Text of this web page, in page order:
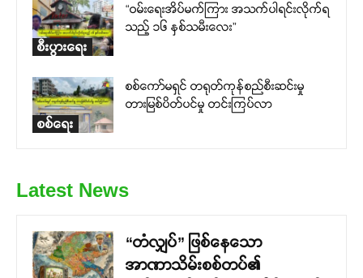
စီးပွားရေး
“ဝမ်းရေးအိပ်မက်ကြား အသက်ပါရင်းလိုက်ရ
သည့် ၁၆ နှစ်သမီးလေး”
စစ်ရေး
စစ်ကော်မရှင် တရုတ်ကုန်စည်စီးဆင်းမှု
တားမြစ်ပိတ်ပင်မှု တင်းကြပ်လာ
Latest News
“တံလျှပ်” ဖြစ်နေသော
အာဏာသိမ်းစစ်တပ်၏